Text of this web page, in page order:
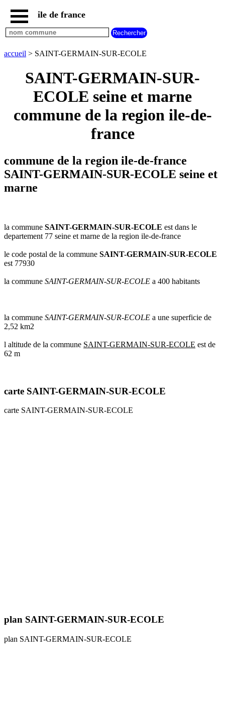
accueil
paris
communes
communes
communes
seine
saint
communes
de
marne
yvelines
ile de france
accueil > SAINT-GERMAIN-SUR-ECOLE
SAINT-GERMAIN-SUR-
ECOLE seine et marne
commune de la region ile-de-
france
commune de la region ile-de-france
SAINT-GERMAIN-SUR-ECOLE seine et
marne
la commune SAINT-GERMAIN-SUR-ECOLE est dans le
departement 77 seine et marne de la region ile-de-france
le code postal de la commune SAINT-GERMAIN-SUR-ECOLE
est 77930
la commune SAINT-GERMAIN-SUR-ECOLE a 400 habitants
la commune SAINT-GERMAIN-SUR-ECOLE a une superficie de
2,52 km2
l altitude de la commune SAINT-GERMAIN-SUR-ECOLE est de
62 m
carte SAINT-GERMAIN-SUR-ECOLE
carte SAINT-GERMAIN-SUR-ECOLE
plan SAINT-GERMAIN-SUR-ECOLE
plan SAINT-GERMAIN-SUR-ECOLE